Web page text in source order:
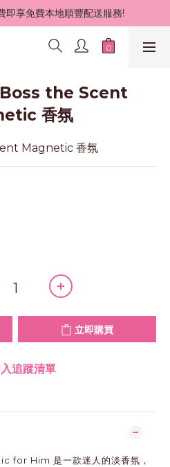
即享免費本地順豐配送服務!
the Scent
香氛
Magnetic 香氛
立即購買
追蹤清單
Him 是一款迷人的淡香氛，